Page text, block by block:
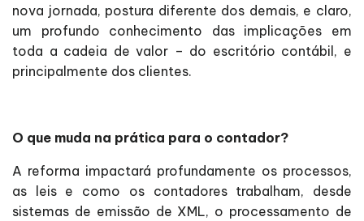
nova jornada, postura diferente dos demais, e claro,
um profundo conhecimento das implicações em
toda a cadeia de valor – do escritório contábil, e
principalmente dos clientes.
O que muda na prática para o contador?
A reforma impactará profundamente os processos,
as leis e como os contadores trabalham, desde
sistemas de emissão de XML, o processamento de